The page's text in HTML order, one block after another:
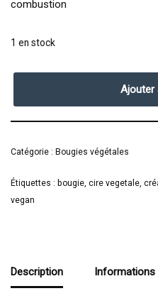
combustion
1 en stock
Ajouter
Catégorie : Bougies végétales
Étiquettes : bougie, cire vegetale,
vegan
Description Informations